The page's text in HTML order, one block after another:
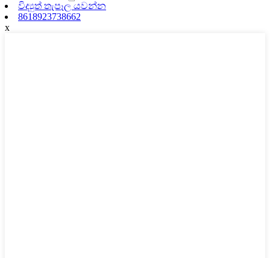
විද්‍යුත් තැපෑල යවන්න
8618923738662
x